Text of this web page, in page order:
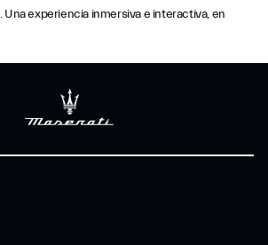
experiencia inmersiva e interactiva, en